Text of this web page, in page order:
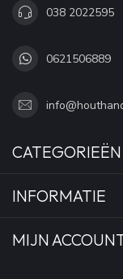
038 2022595
0621506889
CATEGORIEËN
INFORMATIE
MIJN